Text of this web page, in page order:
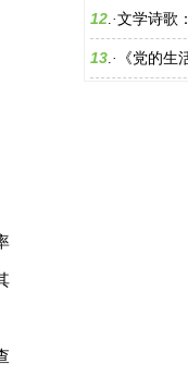
12.·文学诗歌
13.· 《党的生